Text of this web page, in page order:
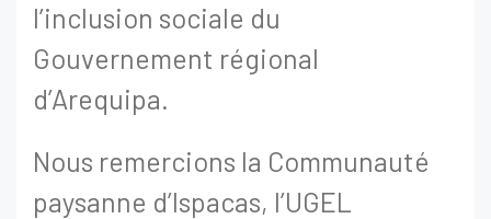
l’inclusion sociale du
Gouvernement régional
d’Arequipa.
Nous remercions la Communauté
paysanne d’Ispacas, l’UGEL